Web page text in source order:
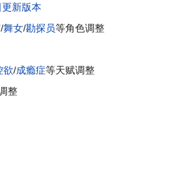
新版本
/舞女/勘探员等角色调整
欲/成瘾症等天赋调整
整